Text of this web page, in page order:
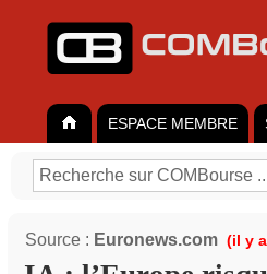
ESPACE MEMBRE
Source : Euronews.com (il y